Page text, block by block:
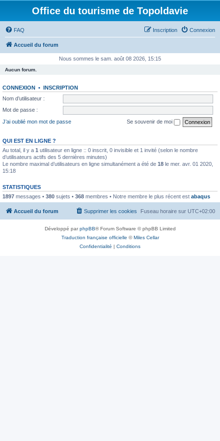
Office du tourisme de Topoldavie
FAQ Connexion
Inscription
Accueil du forum
Nous sommes le sam. août 08 2026, 15:15
Aucun forum.
CONNEXION • INSCRIPTION
Nom d’utilisateur :
Mot de passe :
J’ai oublié mon mot de passe
Se souvenir de moi
QUI EST EN LIGNE ?
Au total, il y a 1 utilisateur en ligne :: 0 inscrit, 0 invisible et 1 invité (selon le nombre
d’utilisateurs actifs des 5 dernières minutes)
Le nombre maximal d’utilisateurs en ligne simultanément a été de 18 le mer. avr. 01 2020,
15:18
STATISTIQUES
1897 messages • 380 sujets • 368 membres • Notre membre le plus récent est abaqus
Accueil du forum Fuseau horaire sur UTC+02:00
Supprimer les cookies
Développé parphpBB® Forum Software © phpBB Limited
Traduction française officielle ©Miles Cellar
Confidentialité | Conditions